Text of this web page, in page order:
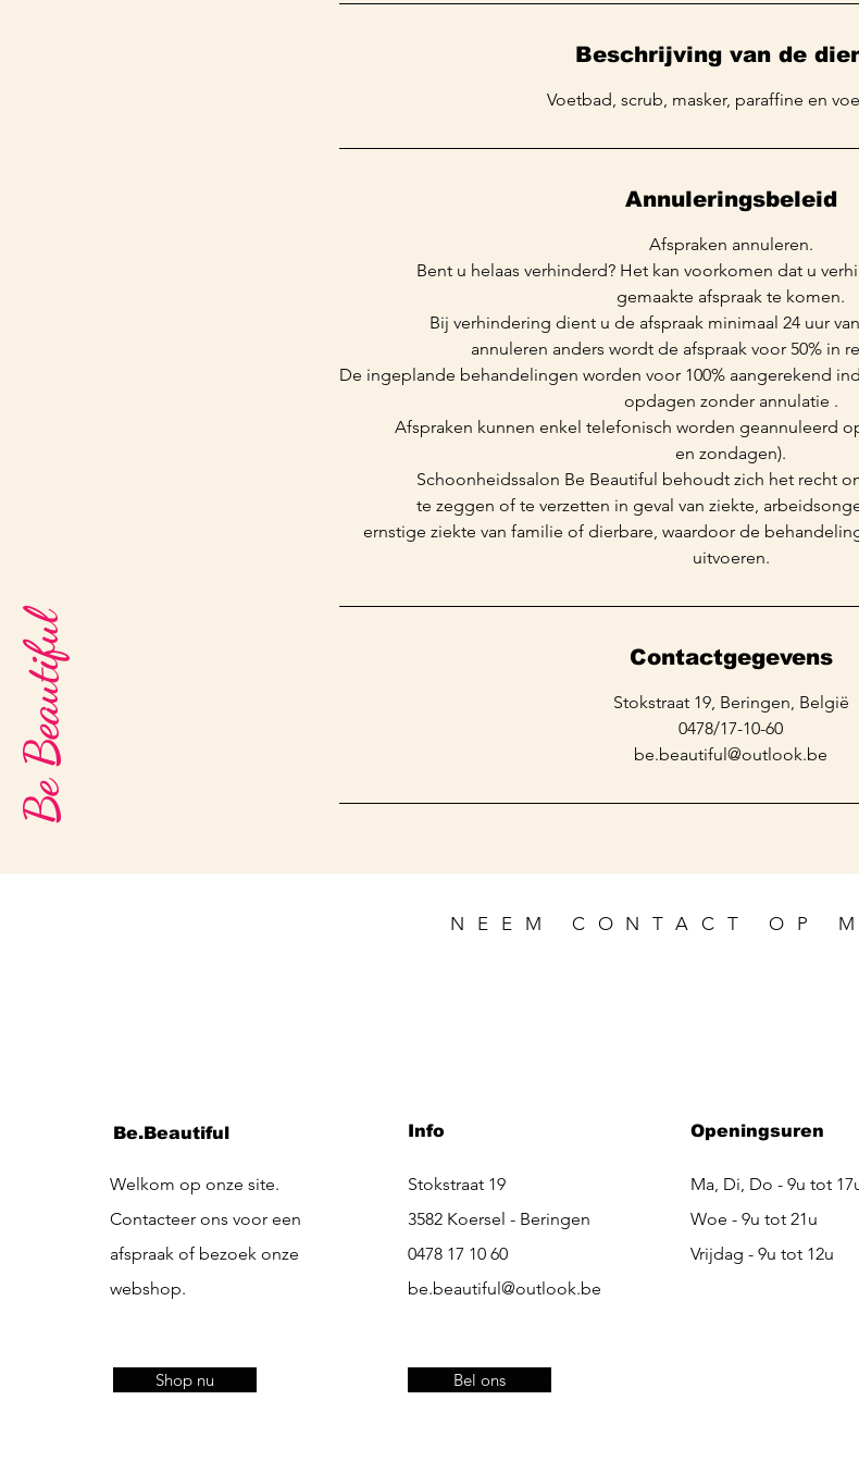
Be Beautiful
Beschrijving van de
Voetbad, scrub, masker, paraffine en
Annuleringsbeleid
Afspraken annuleren.
Bent u helaas verhinderd? Het kan voorkomen dat u
gemaakte afspraak te komen.
Bij verhindering dient u de afspraak minimaal 24 uur
annuleren anders wordt de afspraak voor 50% in
De ingeplande behandelingen worden voor 100% aangerekend
opdagen zonder annulatie .
Afspraken kunnen enkel telefonisch worden geannuleerd
en zondagen).
Schoonheidssalon Be Beautiful behoudt zich het recht
te zeggen of te verzetten in geval van ziekte,
ernstige ziekte van familie of dierbare, waardoor de
uitvoeren.
Contactgegevens
Stokstraat 19, Beringen, België
0478/17-10-60
be.beautiful@outlook.be
NEEM CONTACT OP
Be.Beautiful
Welkom op onze site.
Contacteer ons voor een
afspraak of bezoek onze
webshop.
Shop nu
Info
Stokstraat 19
3582 Koersel - Beringen
0478 17 10 60
be.beautiful@outlook.be
Bel ons
Openingsuren
Ma, Di, Do - 9u tot
Woe - 9u tot 21u
Vrijdag - 9u tot 12u